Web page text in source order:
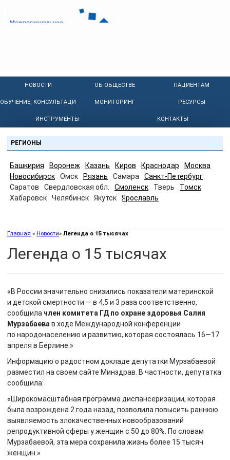
НОВОСТИ ОБ ОБЩЕСТВЕ ПАЦИЕНТАМ
ОБУЧЕНИЕ, КОНСУЛЬТАЦИИ МОНИТОРИНГ РЕСУРСЫ
ИНСТРУМЕНТЫ КОНТАКТЫ
РЕГИОНЫ
Башкирия Воронеж Казань Киров Краснодар
Москва
Новосибирск
Омск Рязань Самара
Санкт-Петербург
Саратов
Свердловская обл. Смоленск Тверь
Томск
Хабаровск
Челябинск Якутск Ярославль
Главная » Новости» Легенда о 15 тысячах
Легенда о 15 тысячах
«В России значительно снизились показатели материнской
и детской смертности — в 4,5 и 3 раза соответственно,
сообщила член комитета ГД по охране здоровья Салия
Мурзабаева в ходе Международной конференции
по народонаселению и развитию, которая состоялась 16—17
апреля в Берлине.»
Информацию о радостном докладе депутатки Мурзабаевой
разместил на своем сайте Минздрав. В частности, депутатка
сообщила:
«Широкомасштабная программа диспансеризации, которая
была возрождена 2 года назад, позволила повысить раннюю
выявляемость злокачественных новообразований
репродуктивной сферы у женщин с 50 до 80%. По словам
Мурзабаевой, эта мера сохранила жизнь более 15 тысяч
женщин.»